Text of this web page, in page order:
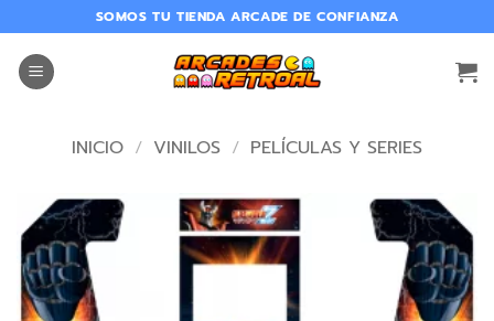
SOMOS TU TIENDA ARCADE DE CONFIANZA
INICIO / VINILOS / PELÍCULAS Y SERIES